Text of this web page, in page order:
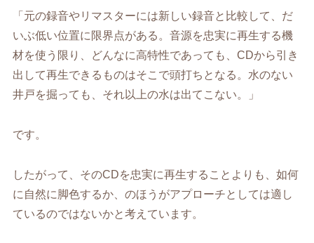
「元の録音やリマスターには新しい録音と比較して、だ
いぶ低い位置に限界点がある。音源を忠実に再生する機
材を使う限り、どんなに高特性であっても、CDから引き
出して再生できるものはそこで頭打ちとなる。水のない
井戸を掘っても、それ以上の水は出てこない。」
です。
したがって、そのCDを忠実に再生することよりも、如何
に自然に脚色するか、のほうがアプローチとしては適し
ているのではないかと考えています。